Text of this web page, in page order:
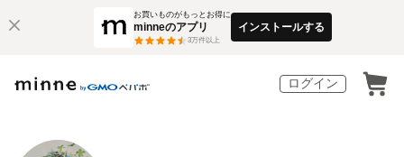
お買いものがもっとお得に
minneのアプリ
3万件以上
インストールする
ログイン